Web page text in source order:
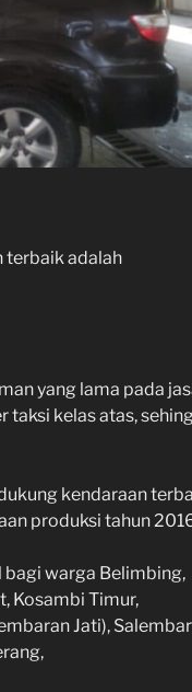
terbaik adalah
yang lama pada
kelas atas,
kendaraan
produksi tahun
bagi warga Belimbing,
Kosambi Timur,
Jati),
,